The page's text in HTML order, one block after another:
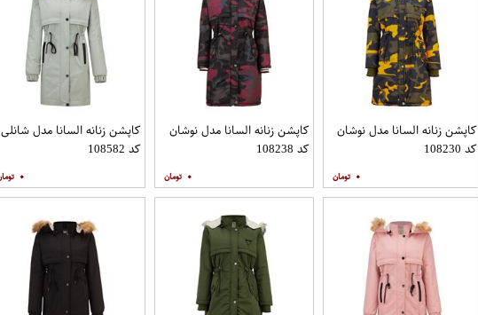
کاپشن زنانه السانا مدل نوشان
کد 108230
۰
کاپشن زنانه السانا مدل نوشان
کد 108238
۰
کاپشن زنانه السانا مدل شانلی
کد 108582
۰